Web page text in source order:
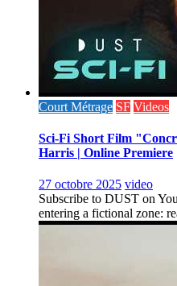
Court Métrage SF Videos
Sci-Fi Short Film
Harris | Online Premiere
27 octobre 2025 video
Subscribe to DUST on
entering a fictional zone: